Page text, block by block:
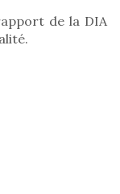
de la DIA